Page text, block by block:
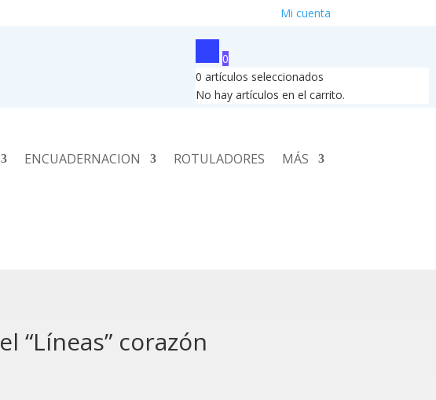
Mi cuenta
0
0 artículos seleccionados
No hay artículos en el carrito.
ENCUADERNACION ROTULADORES MÁS
“Líneas” corazón